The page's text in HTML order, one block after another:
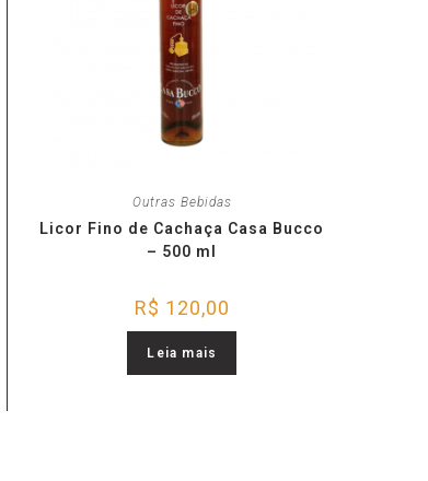
Outras Bebidas
Licor Fino de Cachaça Casa Bucco
– 500 ml
R$ 120,00
Leia mais